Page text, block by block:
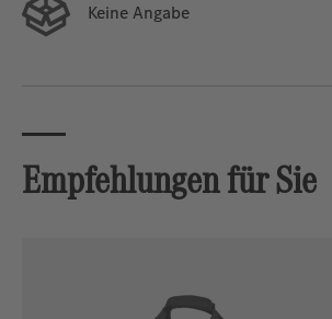
Keine Angabe
Empfehlungen für Sie